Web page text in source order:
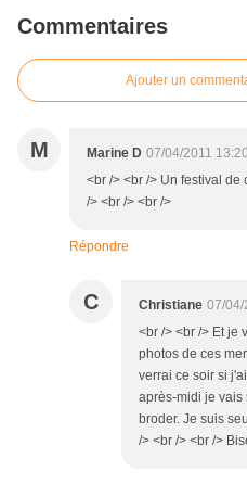
Commentaires
Ajouter un
M Marine D 07/04/2011 13:20
<br /> <br /> Un festival
/> <br /> <br />
Répondre
C Christiane 07/04/
<br /> <br /> Et je
photos de ces
verrai ce soir si
après-midi je vais
broder. Je suis
/> <br /> <br />